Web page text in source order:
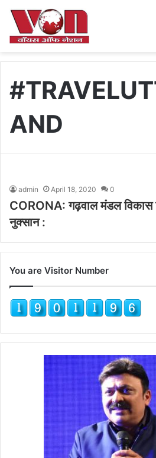
AND
admin April 18, 2020 0
CORONA: गढ़वाल मंडल विकास
नुक्सान :
You are Visitor Number